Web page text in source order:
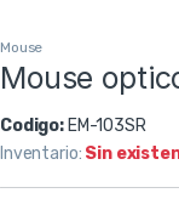
Mouse
Mouse
Codigo: EM-103SR
Inventario: Sin